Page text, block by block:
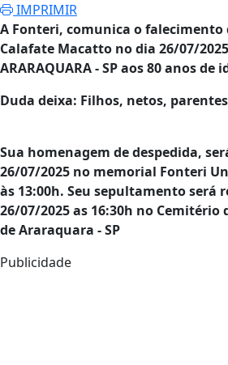
IMPRIMIR
A Fonteri, comunica o falecimento
Calafate Macatto no dia 26/07/
ARARAQUARA - SPaos 80 anos de
Duda deixa: Filhos, netos,
Sua homenagem de despedida,
26/07/2025 no memorial Fonteri
às 13:00h. Seu sepultamento será
26/07/2025 as 16:30h no Cemitério
de Araraquara - SP
Publicidade